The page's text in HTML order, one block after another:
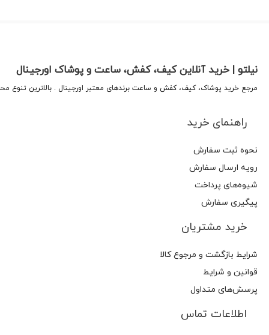
نیلتو | خرید آنلاین کیف، کفش، ساعت و پوشاک اورجینال
مرجع خرید پوشاک، کیف، کفش و ساعت برندهای معتبر اورجینال . بالاترین تنوع
راهنمای خرید
نحوه ثبت سفارش
رویه ارسال سفارش
شیوه‌های پرداخت
پیگیری سفارش
خرید مشتریان
شرایط بازگشت و مرجوع کالا
قوانین و شرایط
پرسش‌های متداول
اطلاعات تماس